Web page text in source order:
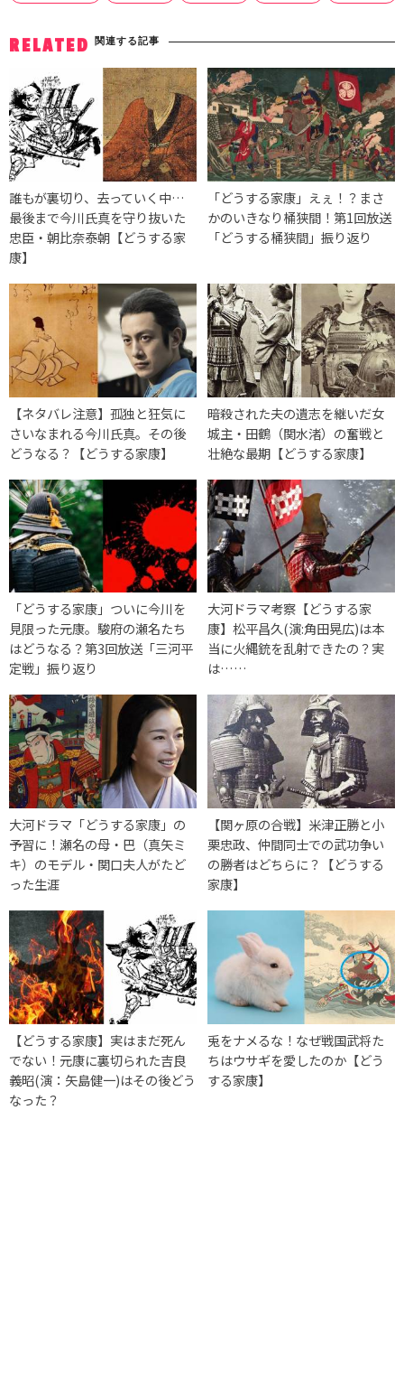
RELATED 関連する記事
誰もが裏切り、去っていく中…
最後まで今川氏真を守り抜いた
忠臣・朝比奈泰朝【どうする家
康】
「どうする家康」えぇ！？まさ
かのいきなり桶狭間！第1回放送
「どうする桶狭間」振り返り
【ネタバレ注意】孤独と狂気に
さいなまれる今川氏真。その後
どうなる？【どうする家康】
暗殺された夫の遺志を継いだ女
城主・田鶴（関水渚）の奮戦と
壮絶な最期【どうする家康】
「どうする家康」ついに今川を
見限った元康。駿府の瀬名たち
はどうなる？第3回放送「三河平
定戦」振り返り
大河ドラマ考察【どうする家
康】松平昌久(演:角田晃広)は本
当に火縄銃を乱射できたの？実
は……
大河ドラマ「どうする家康」の
予習に！瀬名の母・巴（真矢ミ
キ）のモデル・関口夫人がたど
った生涯
【関ヶ原の合戦】米津正勝と小
栗忠政、仲間同士での武功争い
の勝者はどちらに？【どうする
家康】
【どうする家康】実はまだ死ん
でない！元康に裏切られた吉良
義昭(演：矢島健一)はその後どう
なった？
兎をナメるな！なぜ戦国武将た
ちはウサギを愛したのか【どう
する家康】